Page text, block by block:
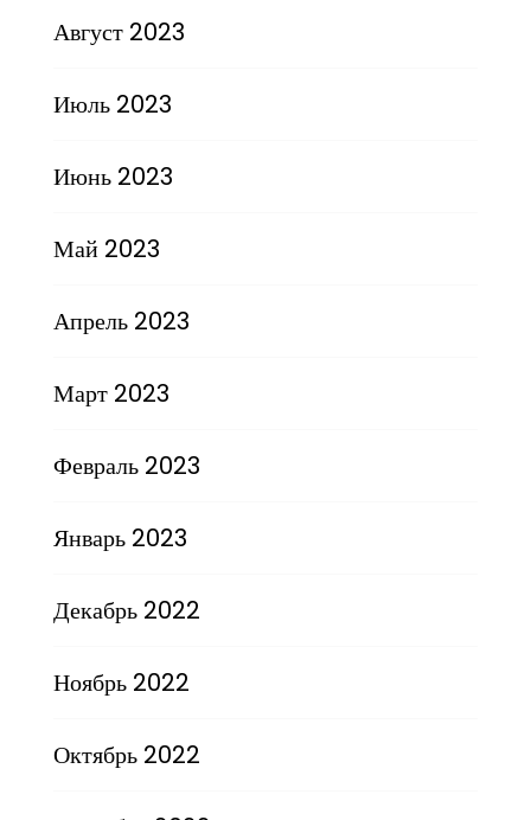
Август 2023
Июль 2023
Июнь 2023
Май 2023
Апрель 2023
Март 2023
Февраль 2023
Январь 2023
Декабрь 2022
Ноябрь 2022
Октябрь 2022